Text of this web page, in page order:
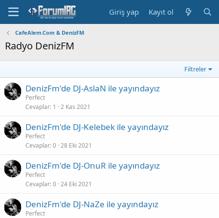
Giriş yap Kayıt ol
CafeAlem.Com & DenizFM
Radyo DenizFM
Filtreler
DenizFm'de DJ-AslaN ile yayındayız
Perfect
Cevaplar 1 2 Kas 2021
DenizFm'de DJ-Kelebek ile yayındayız
Perfect
Cevaplar 0 28 Eki 2021
DenizFm'de DJ-OnuR ile yayındayız
Perfect
Cevaplar 0 24 Eki 2021
DenizFm'de DJ-NaZe ile yayındayız
Perfect